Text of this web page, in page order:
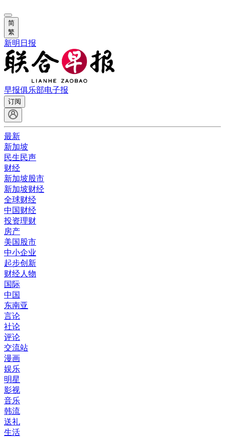
简
繁
新明日报
早报俱乐部电子报
订阅
最新
新加坡
民生民声
财经
新加坡股市
新加坡财经
全球财经
中国财经
投资理财
房产
美国股市
中小企业
起步创新
财经人物
国际
中国
东南亚
言论
社论
评论
交流站
漫画
娱乐
明星
影视
音乐
韩流
送礼
生活